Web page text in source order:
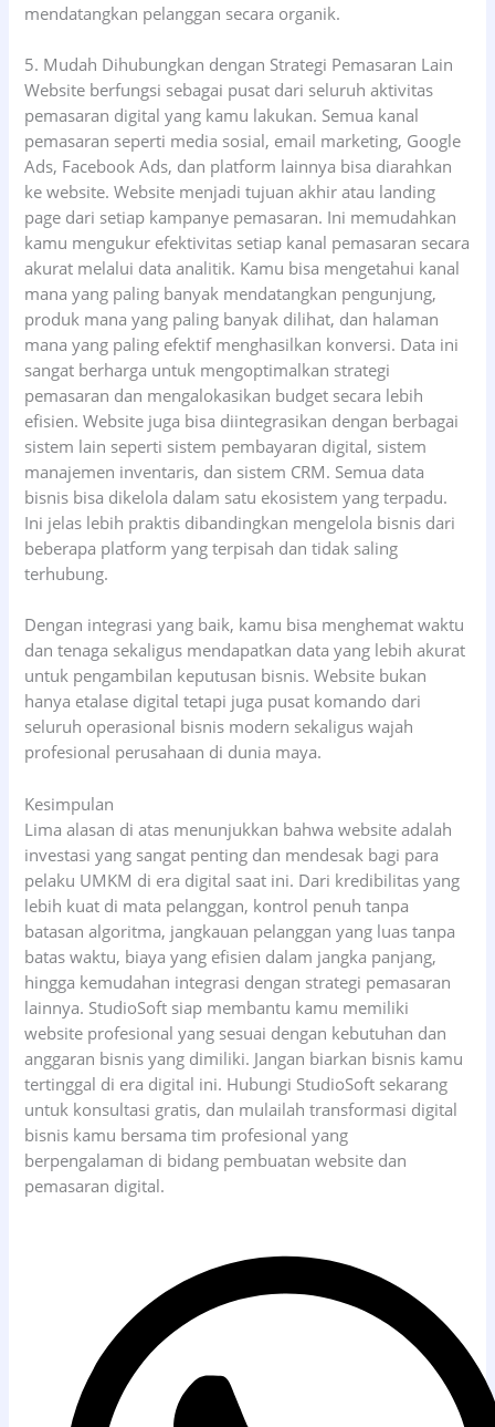
mendatangkan pelanggan secara organik.
5. Mudah Dihubungkan dengan Strategi Pemasaran Lain
Website berfungsi sebagai pusat dari seluruh aktivitas
pemasaran digital yang kamu lakukan. Semua kanal
pemasaran seperti media sosial, email marketing, Google
Ads, Facebook Ads, dan platform lainnya bisa diarahkan
ke website. Website menjadi tujuan akhir atau landing
page dari setiap kampanye pemasaran. Ini memudahkan
kamu mengukur efektivitas setiap kanal pemasaran secara
akurat melalui data analitik. Kamu bisa mengetahui kanal
mana yang paling banyak mendatangkan pengunjung,
produk mana yang paling banyak dilihat, dan halaman
mana yang paling efektif menghasilkan konversi. Data ini
sangat berharga untuk mengoptimalkan strategi
pemasaran dan mengalokasikan budget secara lebih
efisien. Website juga bisa diintegrasikan dengan berbagai
sistem lain seperti sistem pembayaran digital, sistem
manajemen inventaris, dan sistem CRM. Semua data
bisnis bisa dikelola dalam satu ekosistem yang terpadu.
Ini jelas lebih praktis dibandingkan mengelola bisnis dari
beberapa platform yang terpisah dan tidak saling
terhubung.
Dengan integrasi yang baik, kamu bisa menghemat waktu
dan tenaga sekaligus mendapatkan data yang lebih akurat
untuk pengambilan keputusan bisnis. Website bukan
hanya etalase digital tetapi juga pusat komando dari
seluruh operasional bisnis modern sekaligus wajah
profesional perusahaan di dunia maya.
Kesimpulan
Lima alasan di atas menunjukkan bahwa website adalah
investasi yang sangat penting dan mendesak bagi para
pelaku UMKM di era digital saat ini. Dari kredibilitas yang
lebih kuat di mata pelanggan, kontrol penuh tanpa
batasan algoritma, jangkauan pelanggan yang luas tanpa
batas waktu, biaya yang efisien dalam jangka panjang,
hingga kemudahan integrasi dengan strategi pemasaran
lainnya. StudioSoft siap membantu kamu memiliki
website profesional yang sesuai dengan kebutuhan dan
anggaran bisnis yang dimiliki. Jangan biarkan bisnis kamu
tertinggal di era digital ini. Hubungi StudioSoft sekarang
untuk konsultasi gratis, dan mulailah transformasi digital
bisnis kamu bersama tim profesional yang
berpengalaman di bidang pembuatan website dan
pemasaran digital.